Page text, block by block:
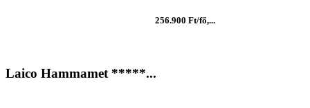
256.900 Ft/fő,...
Laico Hammamet *****...